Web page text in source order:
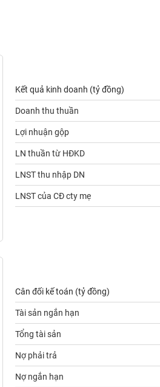
Kết quả kinh doanh (tỷ đồng)
Doanh thu thuần
Lợi nhuận gộp
LN thuần từ HĐKD
LNST thu nhập DN
LNST của CĐ cty mẹ
Cân đối kế toán (tỷ đồng)
Tài sản ngắn hạn
Tổng tài sản
Nợ phải trả
Nợ ngắn hạn